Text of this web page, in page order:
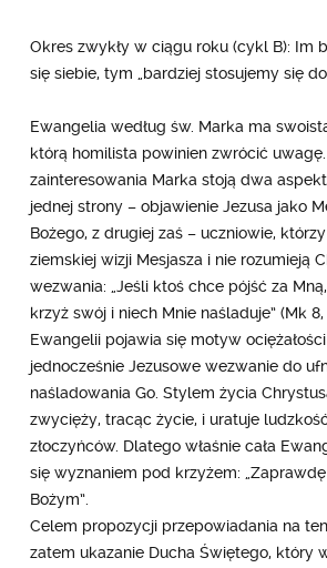
Okres zwykły w ciągu roku (cykl B): Im
się siebie, tym „bardziej stosujemy się
Ewangelia według św. Marka ma
którą homilista powinien zwrócić
zainteresowania Marka stoją dwa
jednej strony – objawienie Jezusa jako
Bożego, z drugiej zaś – uczniowie,
ziemskiej wizji Mesjasza i nie rozumieją
wezwania: „Jeśli ktoś chce pójść za
krzyż swój i niech Mnie naśladuje” (Mk
Ewangelii pojawia się motyw
jednocześnie Jezusowe wezwanie do
naśladowania Go. Stylem życia
zwycięży, tracąc życie, i uratuje
złoczyńców. Dlatego właśnie cała
się wyznaniem pod krzyżem:
Bożym”.
Celem propozycji przepowiadania na
zatem ukazanie Ducha Świętego, który